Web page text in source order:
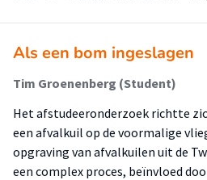
Als een bom ingeslagen
Tim Groenenberg (Student)
Het afstudeeronderzoek richtte
een afvalkuil op de voormalige
opgraving van afvalkuilen uit de
een complex proces, beïnvloed